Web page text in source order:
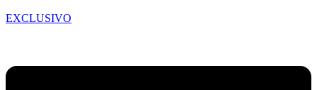
EXCLUSIVO